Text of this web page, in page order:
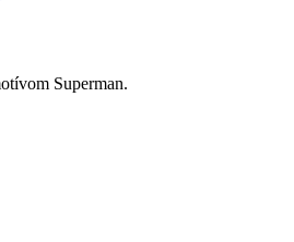
Superman.